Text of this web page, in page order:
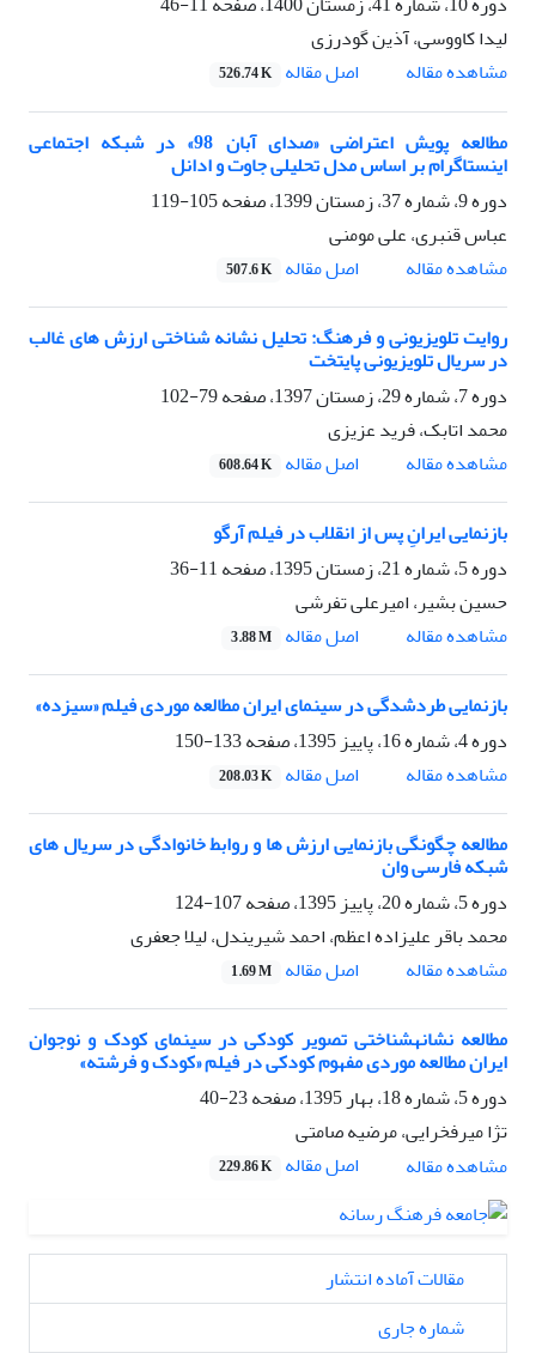
لیدا کاووسی، آذین گودرزی
مشاهده مقاله
اصل مقاله 526.74 K
مطالعه پویش اعتراضی «صدای آبان 98» در شبکه‌ اجتماعی
اینستاگرام بر اساس مدل تحلیلی جاوت و ادانل
دوره 9، شماره 37، زمستان 1399، صفحه
105-119
عباس قنبری، علی مومنی
مشاهده مقاله
اصل مقاله 507.6 K
روایت تلویزیونی و فرهنگ: تحلیل نشانه شناختی ارزش های غالب
در سریال تلویزیونی پایتخت
دوره 7، شماره 29، زمستان 1397، صفحه
79-102
محمد اتابک، فرید عزیزی
مشاهده مقاله
اصل مقاله 608.64 K
بازنمایی ایرانِ پس از انقلاب در فیلم آرگو
دوره 5، شماره 21، زمستان 1395، صفحه
11-36
حسین بشیر، امیرعلی تفرشی
مشاهده مقاله
اصل مقاله 3.88 M
بازنمایی طردشدگی در سینمای ایران مطالعه موردی فیلم «سیزده»
دوره 4، شماره 16، پاییز 1395، صفحه
133-150
مشاهده مقاله
اصل مقاله 208.03 K
مطالعه چگونگی بازنمایی ارزش ها و روابط خانوادگی در سریال های
شبکه فارسی وان
دوره 5، شماره 20، پاییز 1395، صفحه
107-124
محمد باقر علیزاده اعظم، احمد شیریندل، لیلا جعفری
مشاهده مقاله
اصل مقاله 1.69 M
مطالعه نشانه‎شناختی تصویر کودکی در سینمای کودک و نوجوان
ایران مطالعه موردی مفهوم کودکی در فیلم «کودک و فرشته»
دوره 5، شماره 18، بهار 1395، صفحه
23-40
تژا میرفخرایی، مرضیه صامتی
مشاهده مقاله
اصل مقاله 229.86 K
مقالات آماده انتشار
شماره جاری